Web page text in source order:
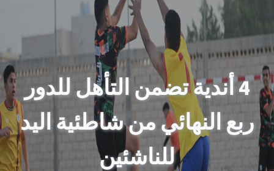
4 أندية تضمن التأهل للدور
ربع النهائي من شاطئية اليد
للناشئين